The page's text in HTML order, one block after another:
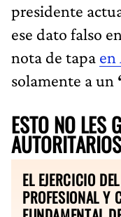
presidente
ese dato falso
nota de tapa en
solamente a un
ESTO NO LES
AUTORITARIOS
EL EJERCICIO
PROFESIONAL Y